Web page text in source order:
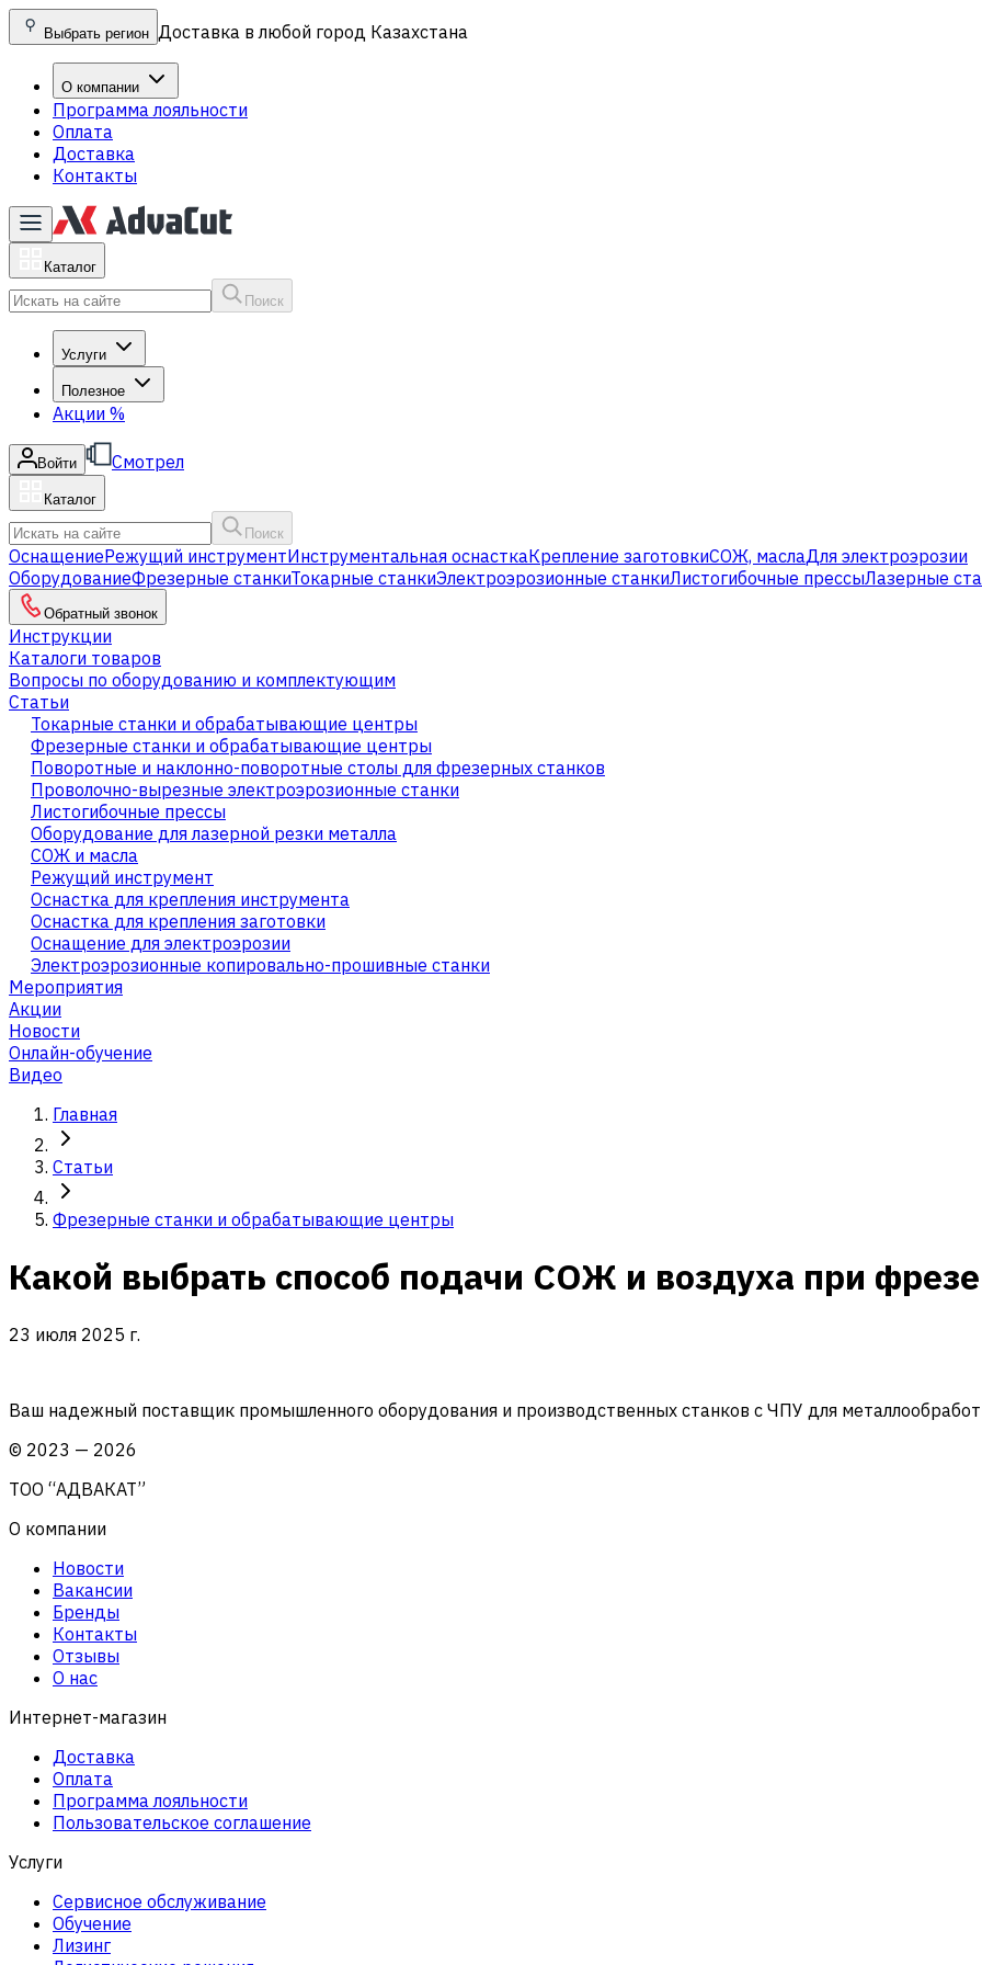
Выбрать регион Доставка в любой город Казахстана
О компании
Программа лояльности
Оплата
Доставка
Контакты
Каталог
Поиск
Услуги
Полезное
Акции %
Войти Смотрел
Каталог
Поиск
ОснащениеРежущий инструментИнструментальная оснасткаКрепление заготовкиСОЖ, маслаДля электроэрозии
ОборудованиеФрезерные станкиТокарные станкиЭлектроэрозионные станкиЛистогибочные прессыЛазерные
Обратный звонок
Инструкции
Каталоги товаров
Вопросы по оборудованию и комплектующим
Статьи
Токарные станки и обрабатывающие центры
Фрезерные станки и обрабатывающие центры
Поворотные и наклонно-поворотные столы для фрезерных станков
Проволочно-вырезные электроэрозионные станки
Листогибочные прессы
Оборудование для лазерной резки металла
СОЖ и масла
Режущий инструмент
Оснастка для крепления инструмента
Оснастка для крепления заготовки
Оснащение для электроэрозии
Электроэрозионные копировально-прошивные станки
Мероприятия
Акции
Новости
Онлайн-обучение
Видео
Главная
Статьи
Фрезерные станки и обрабатывающие центры
Какой выбрать способ подачи СОЖ и воздуха при
23 июля 2025 г.
Ваш надежный поставщик промышленного оборудования и производственных станков с ЧПУ для
© 2023 — 2026
ТОО “АДВАКАТ”
О компании
Новости
Вакансии
Бренды
Контакты
Отзывы
О нас
Интернет-магазин
Доставка
Оплата
Программа лояльности
Пользовательское соглашение
Услуги
Сервисное обслуживание
Обучение
Лизинг